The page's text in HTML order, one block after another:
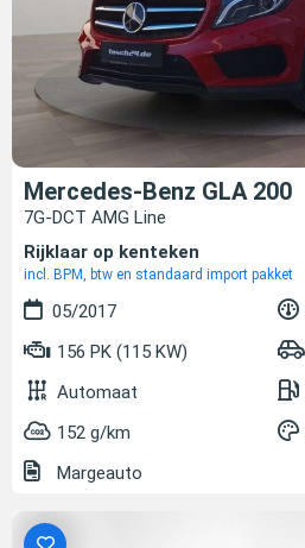
Mercedes-Benz GLA 200
7G-DCT AMG Line
Rijklaar op kenteken
incl. BPM, btw en standaard import pakket
05/2017
156 PK (115 KW)
Automaat
152 g/km
Margeauto